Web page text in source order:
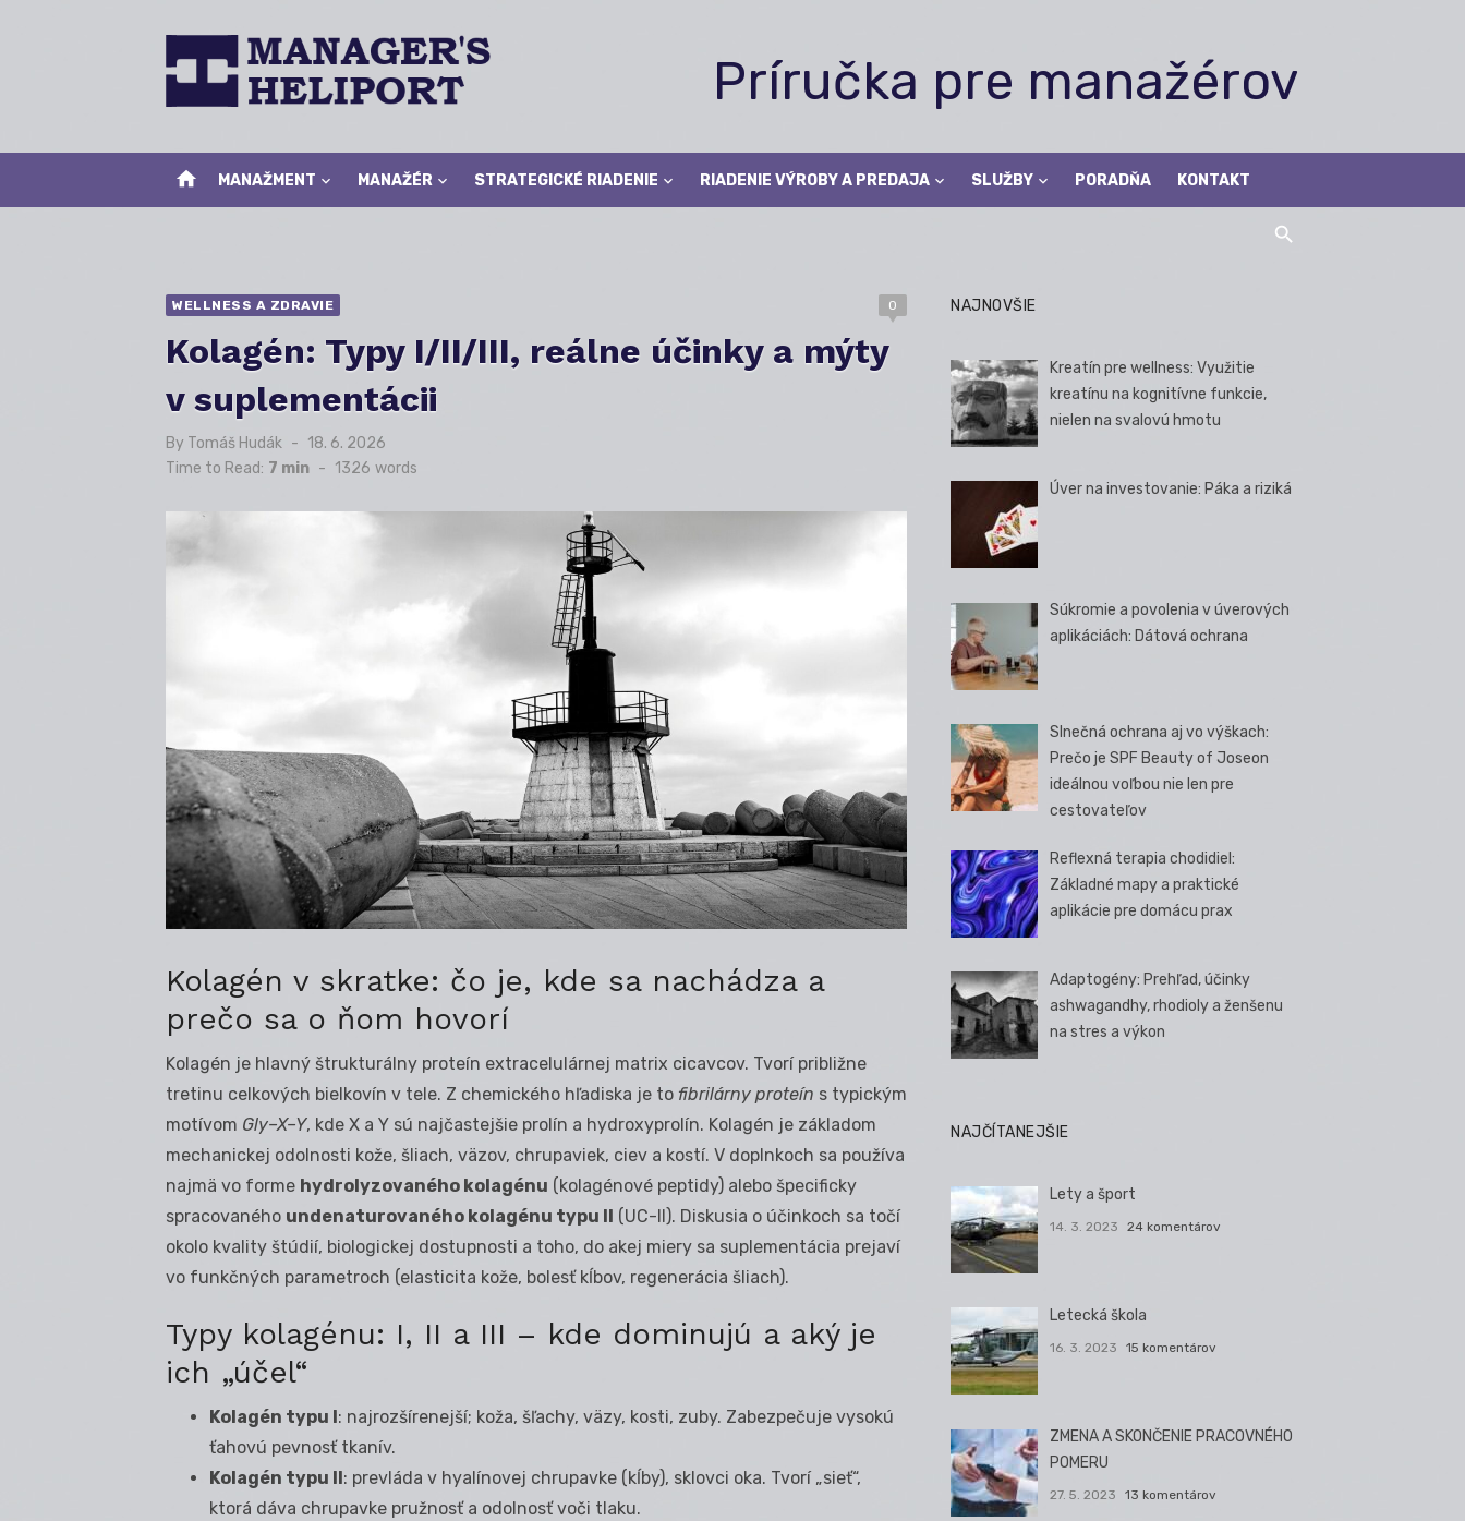
Príručka pre manažérov
home MANAŽMENT MANAŽÉR STRATEGICKÉ RIADENIE RIADENIE VÝROBY A PREDAJA SLUŽBY PORADŇA KONTAKT
WELLNESS A ZDRAVIE 0
Kolagén: Typy I/II/III, reálne účinky a mýty
v suplementácii
By Tomáš Hudák
Posted
on
18. 6. 2026
Time to Read: 7 min - 1326 words
Kolagén v skratke: čo je, kde sa nachádza a
prečo sa o ňom hovorí
Kolagén je hlavný štrukturálny proteín extracelulárnej matrix cicavcov. Tvorí približne
tretinu celkových bielkovín v tele. Z chemického hľadiska je to fibrilárny proteín s typickým
motívom Gly–X–Y, kde X a Y sú najčastejšie prolín a hydroxyprolín. Kolagén je základom
mechanickej odolnosti kože, šliach, väzov, chrupaviek, ciev a kostí. V doplnkoch sa používa
najmä vo forme hydrolyzovaného kolagénu (kolagénové peptidy) alebo špecificky
spracovaného undenaturovaného kolagénu typu II
(UC-II). Diskusia o účinkoch sa točí
okolo kvality štúdií, biologickej dostupnosti a toho, do akej miery sa suplementácia prejaví
vo funkčných parametroch (elasticita kože, bolesť kĺbov, regenerácia šliach).
Typy kolagénu: I, II a III – kde dominujú a aký je
ich „účel“
Kolagén typu I : najrozšírenejší; koža, šľachy, väzy, kosti, zuby. Zabezpečuje vysokú
ťahovú pevnosť tkanív.
Kolagén typu II : prevláda v hyalínovej chrupavke (kĺby), sklovci oka. Tvorí „sieť“,
ktorá dáva chrupavke pružnosť a odolnosť voči tlaku.
NAJNOVŠIE
Kreatín pre wellness: Využitie
kreatínu na kognitívne funkcie,
nielen na svalovú hmotu
Úver na investovanie: Páka a riziká
Súkromie a povolenia v úverových
aplikáciách: Dátová ochrana
Slnečná ochrana aj vo výškach:
Prečo je SPF Beauty of Joseon
ideálnou voľbou nie len pre
cestovateľov
Reflexná terapia chodidiel:
Základné mapy a praktické
aplikácie pre domácu prax
Adaptogény: Prehľad, účinky
ashwagandhy, rhodioly a ženšenu
na stres a výkon
NAJČÍTANEJŠIE
Lety a šport
14. 3. 2023 24 komentárov
Letecká škola
16. 3. 2023 15 komentárov
ZMENA A SKONČENIE PRACOVNÉHO
POMERU
27. 5. 2023 13 komentárov